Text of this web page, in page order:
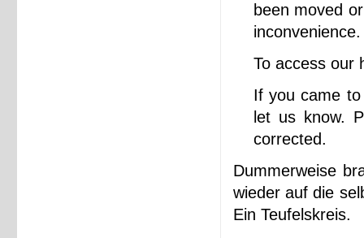
been moved
inconvenience.
To access our
If you came
let us know.
corrected.
Dummerweise
wieder auf die
Ein Teufelskreis.